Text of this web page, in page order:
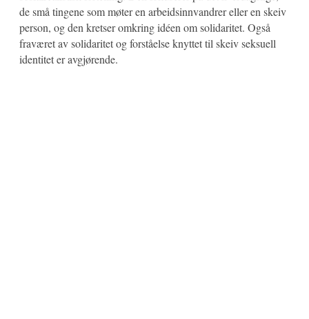
de små tingene som møter en arbeidsinnvandrer eller en skeiv
person, og den kretser omkring idéen om solidaritet. Også
fraværet av solidaritet og forståelse knyttet til skeiv seksuell
identitet er avgjørende.